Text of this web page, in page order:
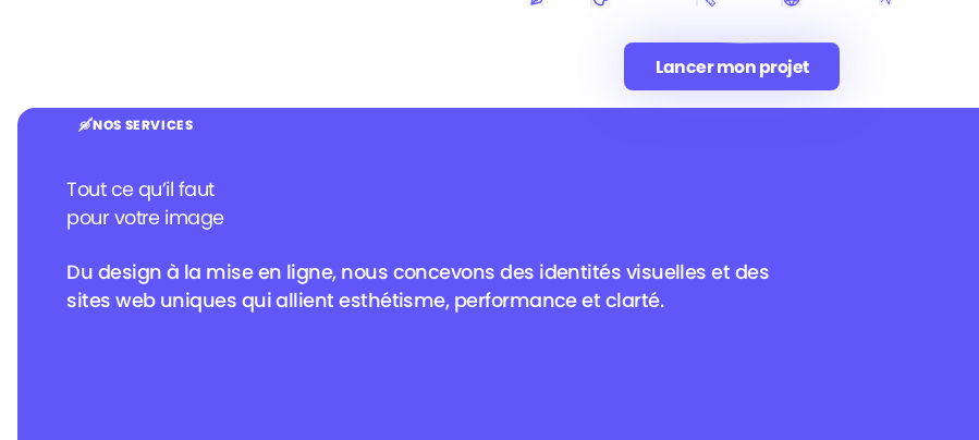
Lancer mon projet
Lancer mon projet
NOS SERVICES
Tout ce qu’il faut
pour votre image
Du design à la mise en ligne, nous concevons des identités visuelles et des
sites web uniques qui allient esthétisme, performance et clarté.
Landing page Animation & SEO